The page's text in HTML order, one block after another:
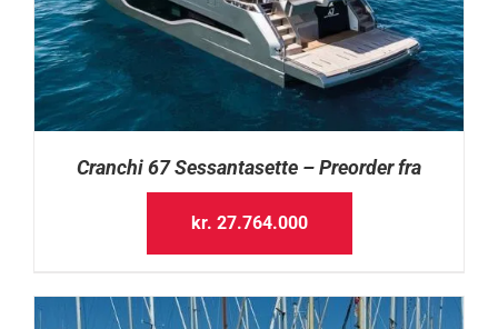
Cranchi 67 Sessantasette – Preorder fra
kr. 27.764.000